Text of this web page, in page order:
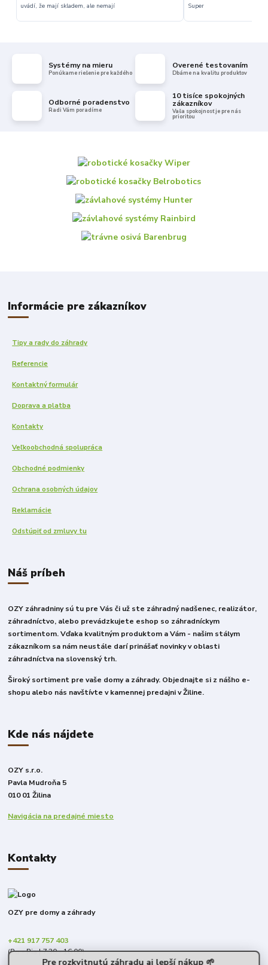
Super
Super ceny a rychle dodanie
Systémy na mieru
Ponúkame riešenie pre každého
Overené testovaním
Dbáme na kvalitu produktov
Odborné poradenstvo
Radi Vám poradíme
10 tisíce spokojných
zákazníkov
Vaša spokojnosť je pre nás
prioritou
Informácie pre zákazníkov
Tipy a rady do záhrady
Referencie
Kontaktný formulár
Doprava a platba
Kontakty
Veľkoobchodná spolupráca
Obchodné podmienky
Ochrana osobných údajov
Reklamácie
Odstúpiť od zmluvy tu
Náš príbeh
OZY záhradniny sú tu pre Vás či už ste záhradný nadšenec, realizátor,
záhradníctvo, alebo prevádzkujete eshop so záhradníckym
sortimentom. Vďaka kvalitným produktom a Vám - našim stálym
zákazníkom sa nám neustále darí prinášať novinky v oblasti
záhradníctva na slovenský trh.
Široký sortiment pre vaše domy a záhrady. Objednajte si z nášho e-
shopu alebo nás navštívte v kamennej predajni v Žiline.
Kde nás nájdete
OZY s.r.o.
Pavla Mudroňa 5
010 01 Žilina
Navigácia na predajné miesto
Kontakty
OZY pre domy a záhrady
+421 917 757 403
(Po - Pia | 7:30 - 16:00)
Pre rozkvitnutú záhradu aj lepší nákup 🌱